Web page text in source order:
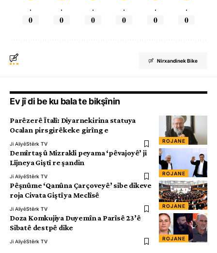
.
0
.
0
.
0
.
0
.
0
.
0
Nirxandinek Bike
Ev jî di be ku bala te bikşînin
ROJANE
Parêzerê Îtalî: Diyarnekirina statuya
Ocalan pirsgirêkeke girîng e
Ji AliyêStêrk TV
ROJANE
Demîrtaş û Mizrakli peyama ‘pêvajoyê’ ji
Lîjneya Giştî re şandin
Ji AliyêStêrk TV
ROJANE
Pêşnûme ‘Qanûna Çarçoveyê’ sibe dikeve
roja Civata Giştî ya Meclîsê
Ji AliyêStêrk TV
ROJANE
Doza Komkujiya Duyemîn a Parîsê 23’ê
Sibatê destpê dike
Ji AliyêStêrk TV